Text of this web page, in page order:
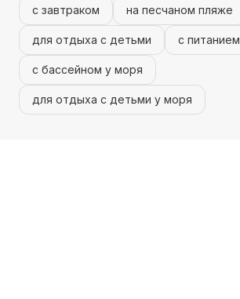
с завтраком на песчаном пляже
для отдыха с детьми с питанием
с бассейном у моря
для отдыха с детьми у моря